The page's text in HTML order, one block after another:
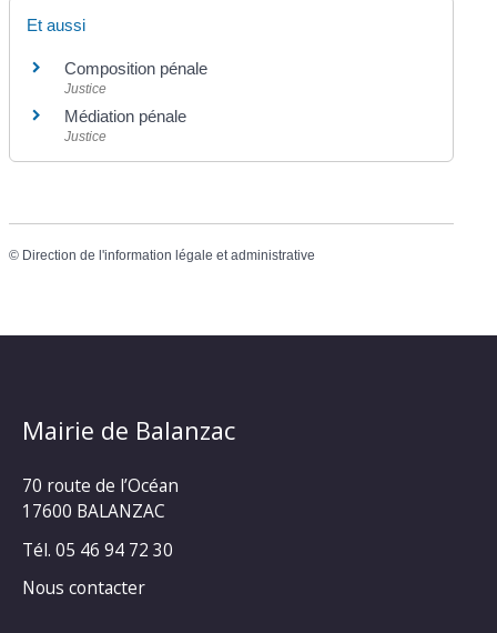
Et aussi
Composition pénale
Justice
Médiation pénale
Justice
© Direction de l'information légale et administrative
Mairie de Balanzac
70 route de l’Océan
17600 BALANZAC
Tél. 05 46 94 72 30
Nous contacter